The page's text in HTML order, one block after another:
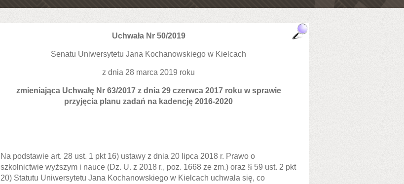
Uchwała Nr 50/2019
Senatu Uniwersytetu Jana Kochanowskiego w Kielcach
z dnia 28 marca 2019 roku
zmieniająca Uchwałę Nr 63/2017 z dnia 29 czerwca 2017 roku w sprawie
przyjęcia planu zadań na kadencję 2016-2020
Na podstawie art. 28 ust. 1 pkt 16) ustawy z dnia 20 lipca 2018 r. Prawo o
szkolnictwie wyższym i nauce (Dz. U. z 2018 r., poz. 1668 ze zm.) oraz § 59 ust. 2 pkt
20) Statutu Uniwersytetu Jana Kochanowskiego w Kielcach uchwala się, co